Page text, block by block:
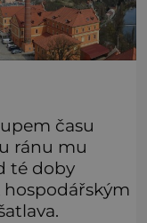
času
ránu mu
té doby